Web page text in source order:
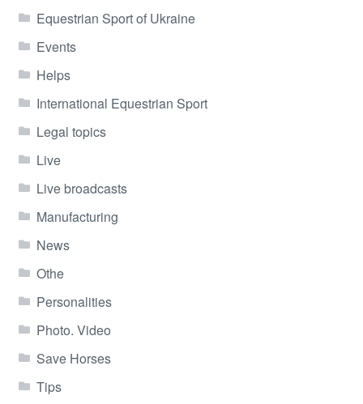
Equestrian Sport of Ukraine
Events
Helps
International Equestrian Sport
Legal topics
Live
Live broadcasts
Manufacturing
News
Othe
Personalities
Photo. Video
Save Horses
Tips